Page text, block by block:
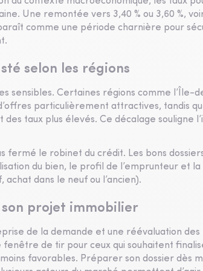
Une remontée vers 3,40 % ou 3,60 %,
comme une période charnière pour
selon les régions
sensibles. Certaines régions comme l’Île-
particulièrement attractives, tandis
taux plus élevés. Ce décalage souligne
fermé le robinet du crédit. Les bons
du bien, le profil de l’emprunteur et la
dans le neuf ou l’ancien).
projet immobilier
de la demande et une réévaluation des
fenêtre de tir pour ceux qui souhaitent
favorables. Préparer son dossier dès